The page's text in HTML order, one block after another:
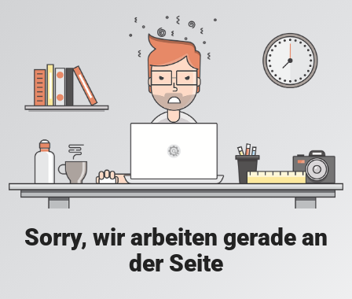
Sorry, wir arbeiten gerade an
der Seite